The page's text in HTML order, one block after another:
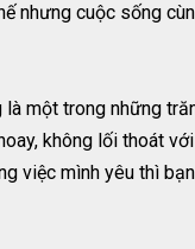
nhưng cuộc sống
một trong những
không lối thoát
việc mình yêu thì